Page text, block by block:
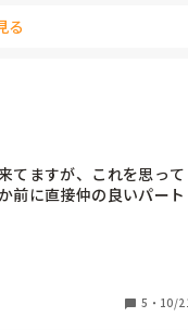
ら｢○○はできません、○○
る
てますが、これを思って
前に直接仲の良いパート
選んで仕事をしてる事な
知らないフリしてたら
『目がぼやけてパソコン
17：00退勤だが『15:30
5 ・ 10/